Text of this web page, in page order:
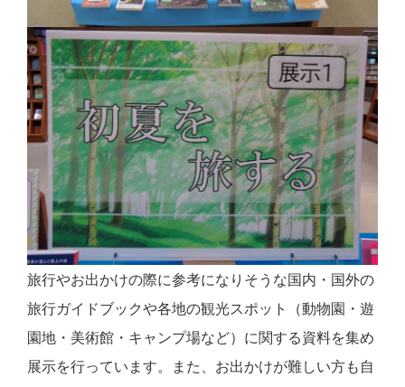
旅行やお出かけの際に参考になりそうな国内・国外の
旅行ガイドブックや各地の観光スポット（動物園・遊
園地・美術館・キャンプ場など）に関する資料を集め
展示を行っています。また、お出かけが難しい方も自